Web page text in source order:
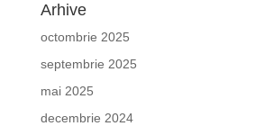
Arhive
octombrie 2025
septembrie 2025
mai 2025
decembrie 2024